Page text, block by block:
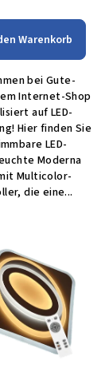
Warenkorb
bei Gute-
Internet-Shop
auf LED-
Hier finden Sie
LED-
Moderna
Multicolor-
die eine...